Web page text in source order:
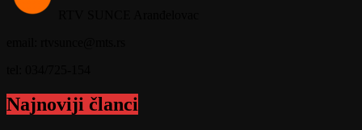
Najnoviji članci